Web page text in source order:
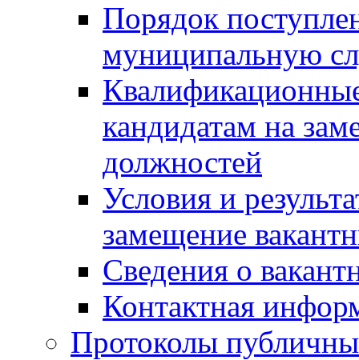
Порядок
муниципальную
кандидатам на
должностей
Условия и
замещение
Сведения о
Контактная
Протоколы